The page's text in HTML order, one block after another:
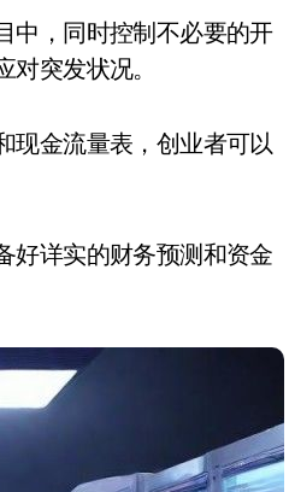
中，同时控制不必要的开
突发状况。
现金流量表，创业者可以
好详实的财务预测和资金